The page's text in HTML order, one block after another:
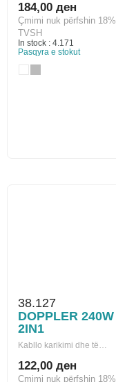
184,00 ден
Çmimi nuk përfshin 18%
TVSH
In stock : 4.171
Pasqyra e stokut
38.127
DOPPLER 240W
2IN1
Kabllo karikimi dhe të…
122,00 ден
Çmimi nuk përfshin 18%